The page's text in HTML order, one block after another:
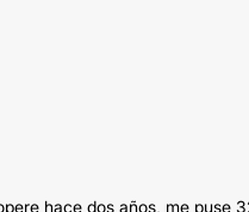
hace dos años, me puse